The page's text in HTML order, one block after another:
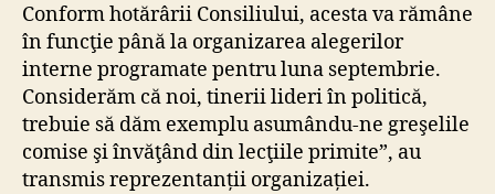
Conform hotărârii Consiliului, acesta va rămâne
în funcţie până la organizarea alegerilor
interne programate pentru luna septembrie.
Considerăm că noi, tinerii lideri în politică,
trebuie să dăm exemplu asumându-ne greşelile
comise şi învăţând din lecţiile primite”, au
transmis reprezentanții organizației.